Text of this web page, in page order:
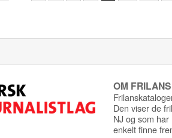
OM
Den viser de
NJ og som
enkelt finne